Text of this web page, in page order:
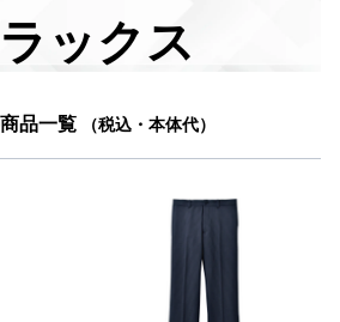
ックス
品一覧 （税込・本体代）